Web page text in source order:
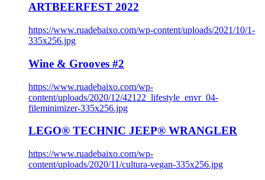
ARTBEERFEST 2022
https://www.ruadebaixo.com/wp-content/uploads/2021/10/1-
335x256.jpg
Wine & Grooves #2
https://www.ruadebaixo.com/wp-
content/uploads/2020/12/42122_lifestyle_envr_04-
fileminimizer-335x256.jpg
LEGO® TECHNIC JEEP® WRANGLER
https://www.ruadebaixo.com/wp-
content/uploads/2020/11/cultura-vegan-335x256.jpg